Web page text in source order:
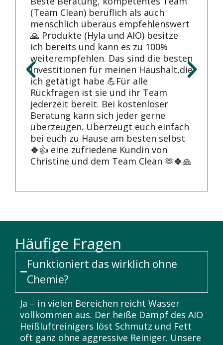
(Team Clean) beruflich als auch
menschlich überaus empfehlenswert
🙏 Produkte (Hyla und AIO) besitze
ich bereits und kann es zu 100%
weiterempfehlen. Das sind die besten
Investitionen für meinen Haushalt,die
ich getätigt habe 💪Für alle
Rückfragen ist sie und ihr Team
jederzeit bereit. Bei kostenloser
Beratung kann sich jeder gerne
überzeugen. Überzeugt euch einfach
bei euch zu Hause am besten selbst
🍀👍 eine zufriedene Kundin von
Christine und dem Team Clean 🫶🍀🙏
Häufige Fragen
Funktioniert das wirklich ohne
Chemie?
Ja – in vielen Bereichen reicht Wasser
vollkommen aus. Der heiße Dampf des AIO
Heißluftreinigers löst Schmutz und Fett
oft ganz ohne aggressive Reiniger. Unsere